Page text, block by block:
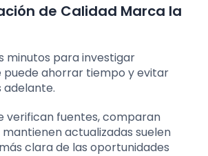
de Calidad Marca la
minutos para investigar
ahorrar tiempo y evitar
adelante.
verifican fuentes, comparan
actualizadas suelen
clara de las oportunidades